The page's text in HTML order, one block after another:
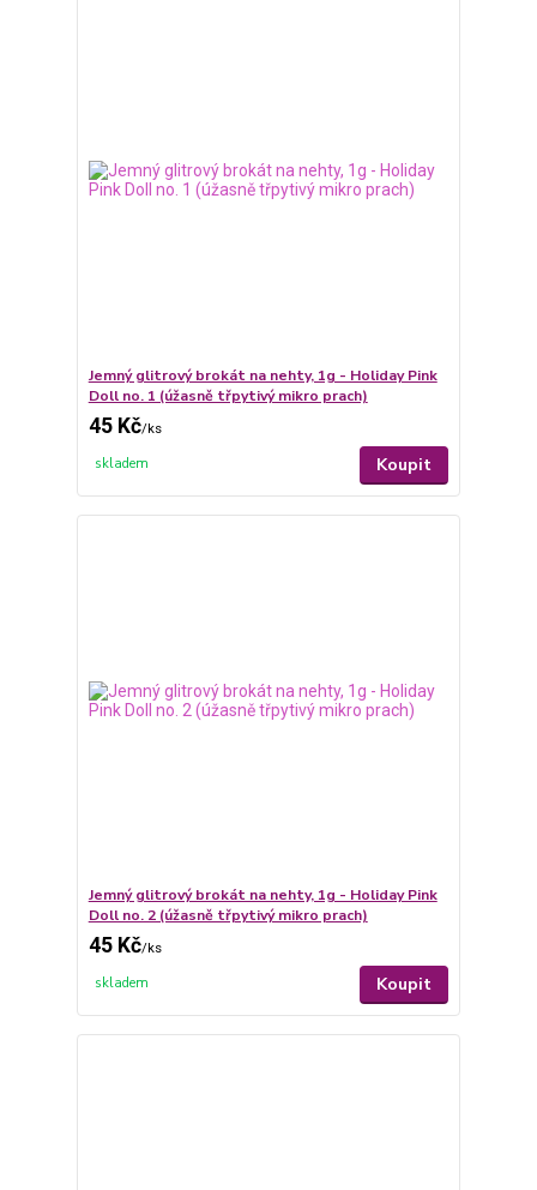
Jemný glitrový brokát na nehty, 1g - Holiday Pink
Doll no. 1 (úžasně třpytivý mikro prach)
45 Kč/ks
skladem Koupit
Jemný glitrový brokát na nehty, 1g - Holiday Pink
Doll no. 2 (úžasně třpytivý mikro prach)
45 Kč/ks
skladem Koupit